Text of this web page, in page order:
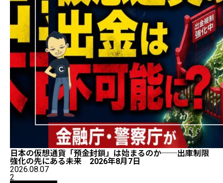
日本の仮想通貨「預金封鎖」は始まるのか──出庫制限
強化の先にある未来 2026年8月7日
2026.08.07
2